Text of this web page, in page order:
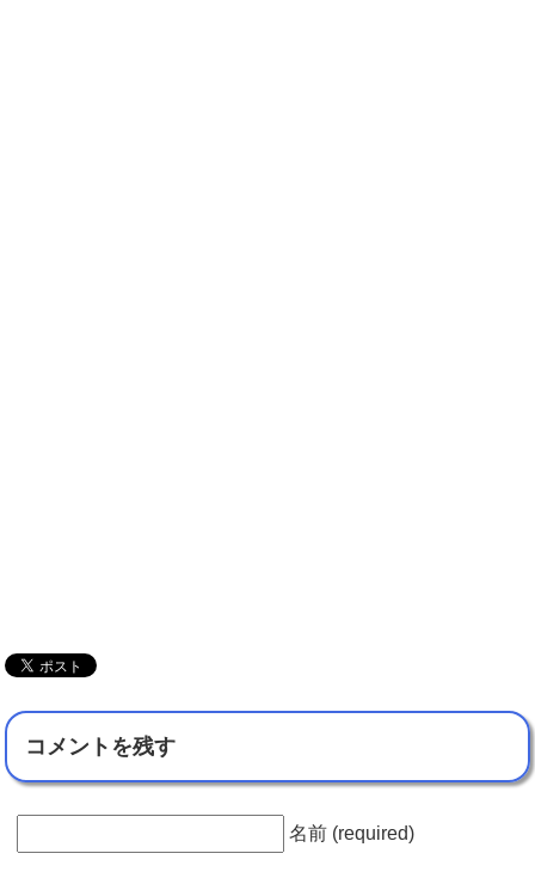
コメントを残す
名前 (required)